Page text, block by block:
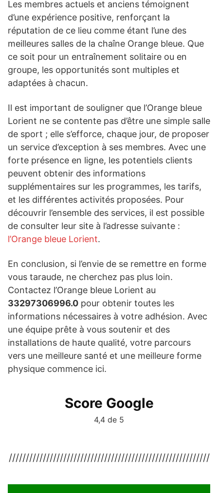
Les membres actuels et anciens témoignent
d’une expérience positive, renforçant la
réputation de ce lieu comme étant l’une des
meilleures salles de la chaîne Orange bleue. Que
ce soit pour un entraînement solitaire ou en
groupe, les opportunités sont multiples et
adaptées à chacun.
Il est important de souligner que l’Orange bleue
Lorient ne se contente pas d’être une simple salle
de sport ; elle s’efforce, chaque jour, de proposer
un service d’exception à ses membres. Avec une
forte présence en ligne, les potentiels clients
peuvent obtenir des informations
supplémentaires sur les programmes, les tarifs,
et les différentes activités proposées. Pour
découvrir l’ensemble des services, il est possible
de consulter leur site à l’adresse suivante :
l’Orange bleue Lorient.
En conclusion, si l’envie de se remettre en forme
vous taraude, ne cherchez pas plus loin.
Contactez l’Orange bleue Lorient au
33297306996.0 pour obtenir toutes les
informations nécessaires à votre adhésion. Avec
une équipe prête à vous soutenir et des
installations de haute qualité, votre parcours
vers une meilleure santé et une meilleure forme
physique commence ici.
Score Google
4,4 de 5
///////////////////////////////////////////////////////////